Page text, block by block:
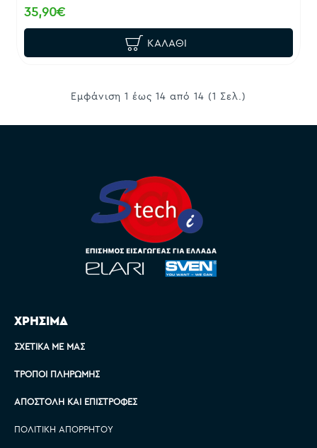
35,90€
ΚΑΛΆΘΙ
Εμφάνιση 1 έως 14 από 14 (1 Σελ.)
ΧΡΗΣΙΜΑ
ΣΧΕΤΙΚΆ ΜΕ ΜΑΣ
ΤΡΌΠΟΙ ΠΛΗΡΩΜΉΣ
ΑΠΟΣΤΟΛΉ ΚΑΙ ΕΠΙΣΤΡΟΦΈΣ
ΠΟΛΙΤΙΚΉ ΑΠΟΡΡΉΤΟΥ